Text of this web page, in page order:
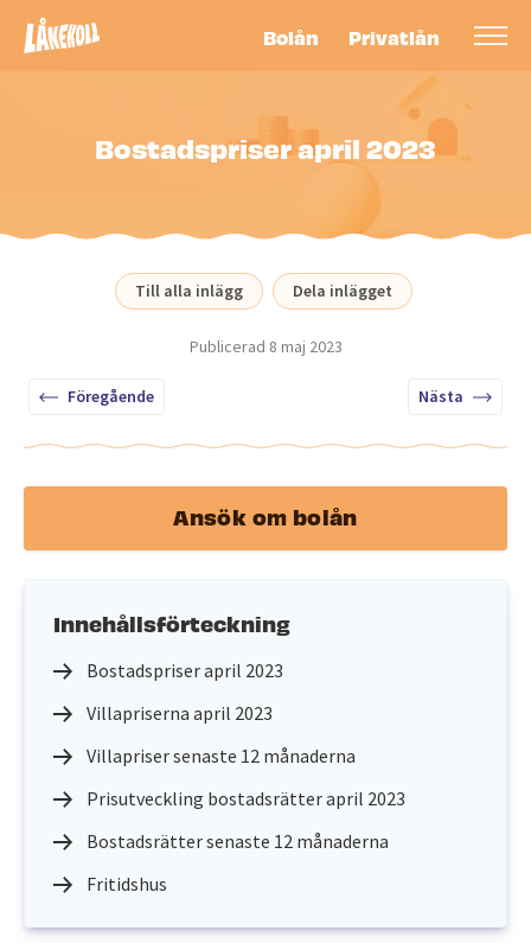
Bolån Privatlån
Bostadspriser april 2023
Till alla inlägg Dela inlägget
Publicerad 8 maj 2023
Föregående Nästa
Ansök om bolån
Innehållsförteckning
Bostadspriser april 2023
Villapriserna april 2023
Villapriser senaste 12 månaderna
Prisutveckling bostadsrätter april 2023
Bostadsrätter senaste 12 månaderna
Fritidshus